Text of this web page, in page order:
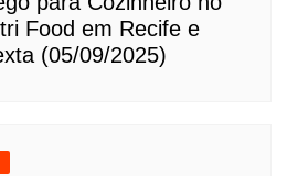
Food em Recife e
(05/09/2025)